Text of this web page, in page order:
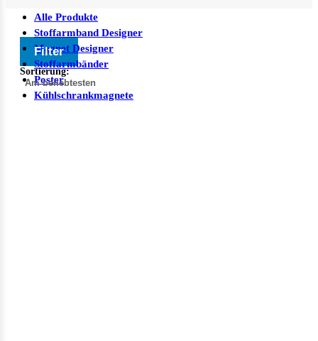
Alle Produkte
Stoffarmband Designer
Magnet Designer
Stoffarmbänder
Poster
Kühlschrankmagnete
Filter
Sortierung: